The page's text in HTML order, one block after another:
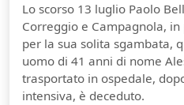
Lo scorso 13 luglio Paolo
Correggio e Campagnola,
per la sua solita sgambata,
uomo di 41 anni di nome
trasportato in ospedale,
intensiva, è deceduto.